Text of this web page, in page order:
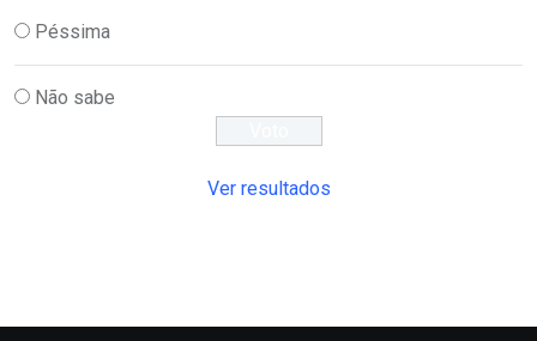
Péssima
Não sabe
Ver resultados